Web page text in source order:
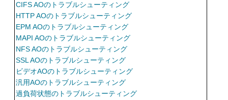
CIFS AOのトラブルシューティング
HTTP AOのトラブルシューティング
EPM AOのトラブルシューティング
MAPI AOのトラブルシューティング
NFS AOのトラブルシューティング
SSL AOのトラブルシューティング
ビデオAOのトラブルシューティング
汎用AOのトラブルシューティング
過負荷状態のトラブルシューティング